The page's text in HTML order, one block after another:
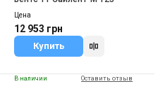
Цена
12 953 грн
Купить
В наличии Оставить отзыв